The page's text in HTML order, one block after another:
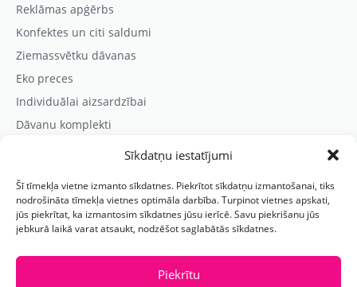
Sīkdatņu iestatījumi
Šī tīmekļa vietne izmanto sīkdatnes. Piekrītot sīkdatņu izmantošanai, tiks
nodrošināta tīmekļa vietnes optimāla darbība. Turpinot vietnes apskati,
jūs piekrītat, ka izmantosim sīkdatnes jūsu ierīcē. Savu piekrišanu jūs
jebkurā laikā varat atsaukt, nodzēšot saglabātās sīkdatnes.
Piekrītu
Reklāmas apģērbs
Konfektes un citi saldumi
Ziemassvētku dāvanas
Eko preces
Individuālai aizsardzībai
Dāvanu komplekti
Kontaktinformācija
Prezentreklāmas aģentūra “PARIS”
Reģ.nr.: 40103625328